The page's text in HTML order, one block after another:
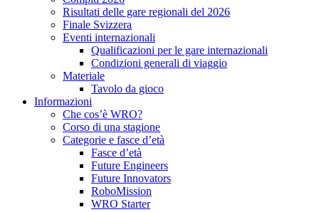
Risultati delle gare regionali del 2026
Finale Svizzera
Eventi internazionali
Qualificazioni per le gare internazionali
Condizioni generali di viaggio
Materiale
Tavolo da gioco
Informazioni
Che cos’è WRO?
Corso di una stagione
Categorie e fasce d’età
Fasce d’età
Future Engineers
Future Innovators
RoboMission
WRO Starter